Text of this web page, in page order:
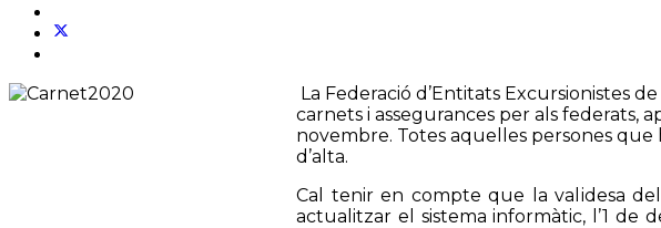
La Federació d’Entitats Excursionistes
carnets i assegurances per als federats,
novembre. Totes aquelles persones
d’alta.
Cal tenir en compte que la validesa
actualitzar el sistema informàtic, l’1 de